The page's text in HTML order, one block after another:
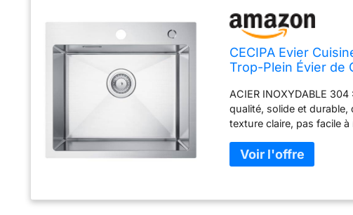
CECIPA Evier
Trop-Plein Évier de
ACIER INOXYDABLE
qualité, solide et durable,
texture claire, pas facile à
35mm et l'autre pour le
Robinet non inclus.
moisissures et prolonger